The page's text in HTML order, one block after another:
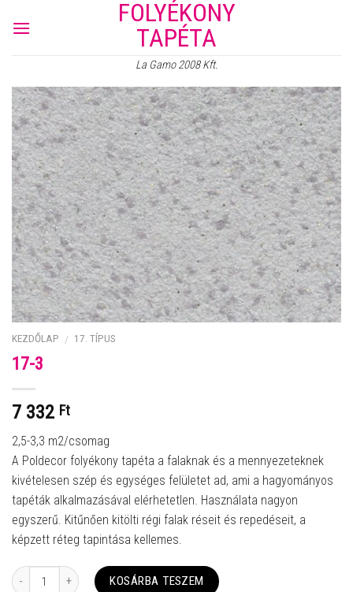
FOLYÉKONY
TAPÉTA
La Gamo 2008 Kft.
KEZDŐLAP / 17. TÍPUS
17-3
7 332 Ft
2,5-3,3 m2/csomag
A Poldecor folyékony tapéta a falaknak és a mennyezeteknek
kivételesen szép és egységes felületet ad, ami a hagyományos
tapéták alkalmazásával elérhetetlen. Használata nagyon
egyszerű. Kitűnően kitölti régi falak réseit és repedéseit, a
képzett réteg tapintása kellemes.
Mennyiség KOSÁRBA TESZEM